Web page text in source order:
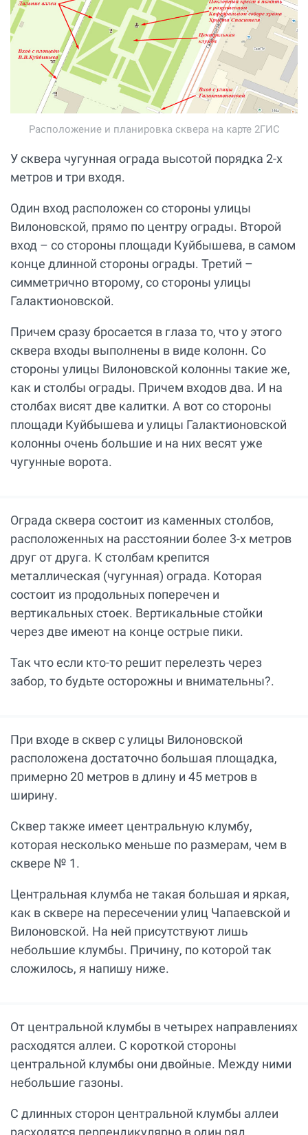
Расположение и планировка сквера на карте 2ГИС
У сквера чугунная ограда высотой порядка 2-х
метров и три входя.
Один вход расположен со стороны улицы
Вилоновской, прямо по центру ограды. Второй
вход – со стороны площади Куйбышева, в самом
конце длинной стороны ограды. Третий –
симметрично второму, со стороны улицы
Галактионовской.
Причем сразу бросается в глаза то, что у этого
сквера входы выполнены в виде колонн. Со
стороны улицы Вилоновской колонны такие же,
как и столбы ограды. Причем входов два. И на
столбах висят две калитки. А вот со стороны
площади Куйбышева и улицы Галактионовской
колонны очень большие и на них весят уже
чугунные ворота.
Ограда сквера состоит из каменных столбов,
расположенных на расстоянии более 3-х метров
друг от друга. К столбам крепится
металлическая (чугунная) ограда. Которая
состоит из продольных поперечен и
вертикальных стоек. Вертикальные стойки
через две имеют на конце острые пики.
Так что если кто-то решит перелезть через
забор, то будьте осторожны и внимательны?.
При входе в сквер с улицы Вилоновской
расположена достаточно большая площадка,
примерно 20 метров в длину и 45 метров в
ширину.
Сквер также имеет центральную клумбу,
которая несколько меньше по размерам, чем в
сквере № 1.
Центральная клумба не такая большая и яркая,
как в сквере на пересечении улиц Чапаевской и
Вилоновской. На ней присутствуют лишь
небольшие клумбы. Причину, по которой так
сложилось, я напишу ниже.
От центральной клумбы в четырех направлениях
расходятся аллеи. С короткой стороны
центральной клумбы они двойные. Между ними
небольшие газоны.
С длинных сторон центральной клумбы аллеи
расходятся перпендикулярно в один ряд.